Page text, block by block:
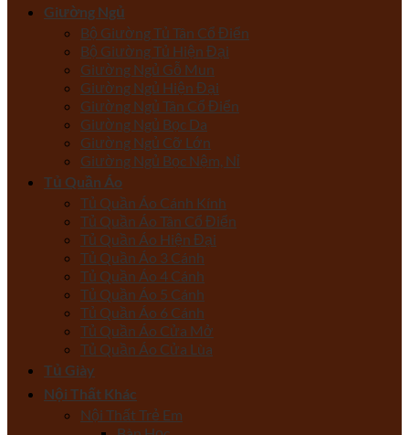
Giường Ngủ
Bộ Giường Tủ Tân Cổ Điển
Bộ Giường Tủ Hiện Đại
Giường Ngủ Gỗ Mun
Giường Ngủ Hiện Đại
Giường Ngủ Tân Cổ Điển
Giường Ngủ Bọc Da
Giường Ngủ Cỡ Lớn
Giường Ngủ Bọc Nệm, Nỉ
Tủ Quần Áo
Tủ Quần Áo Cánh Kính
Tủ Quần Áo Tân Cổ Điển
Tủ Quần Áo Hiện Đại
Tủ Quần Áo 3 Cánh
Tủ Quần Áo 4 Cánh
Tủ Quần Áo 5 Cánh
Tủ Quần Áo 6 Cánh
Tủ Quần Áo Cửa Mở
Tủ Quần Áo Cửa Lùa
Tủ Giày
Nội Thất Khác
Nội Thất Trẻ Em